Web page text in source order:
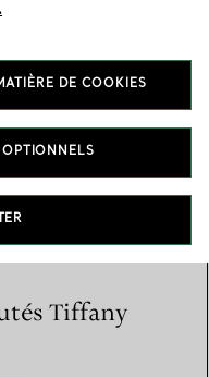
boutique /
Tiffany
DE COOKIES
OPTIONNELS